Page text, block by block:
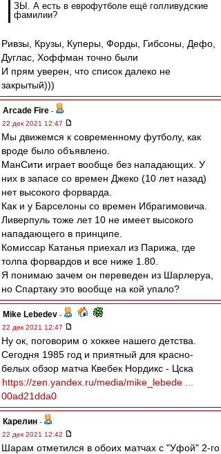
ЗЫ. А есть в еврофутболе ещё голливудские
фамилии?
Ривзы, Крузы, Куперы, Форды, Гибсоны, Дефо,
Дуглас, Хоффман точно были
И прям уверен, что список далеко не
закрытый)))
Arcade Fire -
22 дек 2021 12:47
Мы движемся к современному футболу, как
вроде было объявлено.
МанСити играет вообще без нападающих. У
них в запасе со времен Джеко (10 лет назад)
нет высокого форварда.
Как и у Барселоны со времен Ибрагимовича.
Ливерпуль тоже лет 10 не имеет высокого
нападающего в принципе.
Комиссар Катанья приехал из Парижа, где
толпа форвардов и все ниже 1.80.
Я понимаю зачем он переведен из Шарлеруа,
но Спартаку это вообще на кой упало?
Mike Lebedev -
22 дек 2021 12:47
Ну ок, поговорим о хоккее нашего детства.
Сегодня 1985 год и приятный для красно-
белых обзор матча Квебек Нордикс - Цска
https://zen.yandex.ru/media/mike_lebede ...
00ad21dda0
Карелин -
22 дек 2021 12:42
Шарам отметился в обоих матчах с "Уфой" 2-го